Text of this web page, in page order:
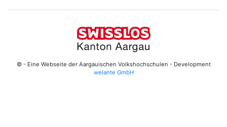
© - Eine Webseite der Aargauischen Volkshochschulen - Development
welante GmbH